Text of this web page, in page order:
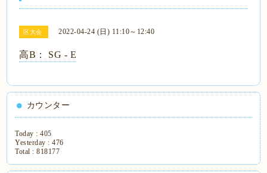
区大会 2022-04-24 (日) 11:10～12:40
高B： SG - E
カウンター
Today :405
Yesterday :476
Total :818177